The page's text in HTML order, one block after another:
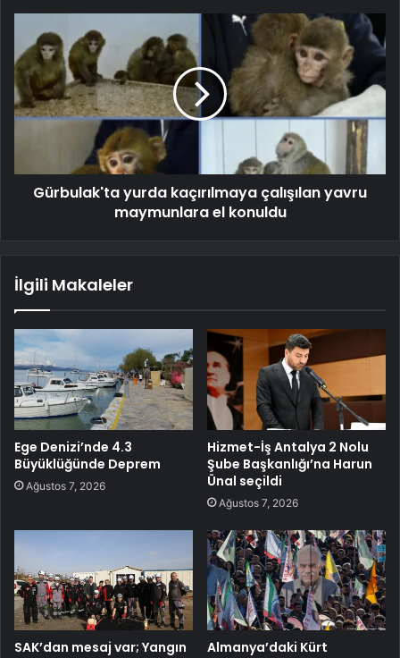
Gürbulak'ta yurda kaçırılmaya çalışılan yavru
maymunlara el konuldu
İlgili Makaleler
Ege Denizi’nde 4.3
Büyüklüğünde Deprem
Ağustos 7, 2026
Hizmet-İş Antalya 2 Nolu
Şube Başkanlığı’na Harun
Ünal seçildi
Ağustos 7, 2026
SAK’dan mesaj var; Yangın
Almanya’daki Kürt